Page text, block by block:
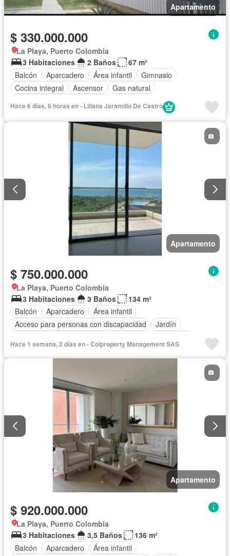
Apartamento
$ 330.000.000
La Playa, Puerto Colombia
3 Habitaciones
2 Baños
67 m²
Balcón
Aparcadero Área infantil
Gimnasio
Cocina integral
Ascensor
Gas natural
Hace 6 días, 6 horas en - Liliana Jaramillo De Castro
Apartamento
$ 750.000.000
La Playa, Puerto Colombia
3 Habitaciones
3 Baños
134 m²
Balcón
Aparcadero
Área infantil
Acceso para personas con discapacidad
Jardín
Vista panorámica
Seguridad privada Piscina
Hace 1 semana, 2 días en - Colproperty Management SAS
Apartamento
$ 920.000.000
La Playa, Puerto Colombia
3 Habitaciones
3,5 Baños
136 m²
Balcón
Aparcadero
Área infantil